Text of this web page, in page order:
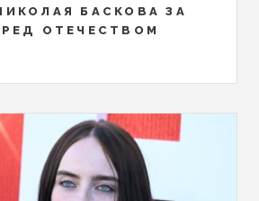
БАСКОВА ЗА
ОТЕЧЕСТВОМ